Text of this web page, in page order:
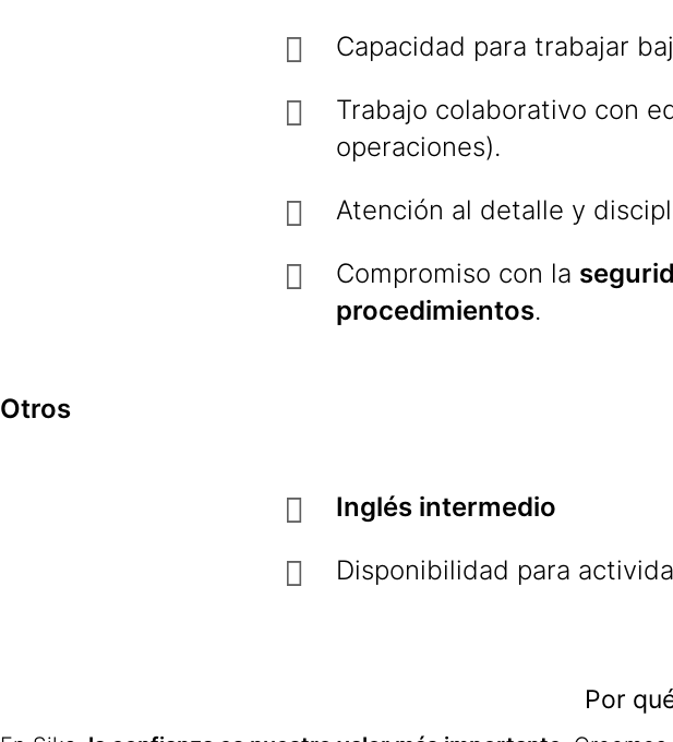
Capacidad para trabajar
Trabajo colaborativo con
operaciones).
Atención al detalle y
Compromiso con la
procedimientos.
Otros
Inglés intermedio
Disponibilidad para
Por